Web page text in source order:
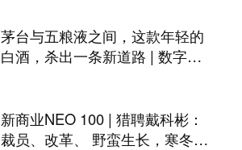
茅台与五粮液之间，这款年轻的
白酒，杀出一条新道路 | 数字化
新商业NEO 100 | 猎聘戴科彬：
裁员、改革、 野蛮生长，寒冬中